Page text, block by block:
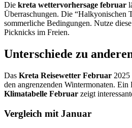
Die kreta wettervorhersage februar
Überraschungen. Die “Halkyonischen
sommerliche Bedingungen. Nutze
Picknicks im Freien.
Unterschiede zu
Das Kreta Reisewetter Februar 2025
den angrenzenden Wintermonaten.
Klimatabelle Februar zeigt
Vergleich mit Januar